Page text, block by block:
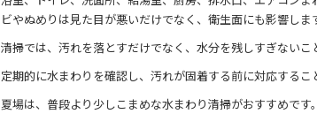
ビやぬめりは見た目が悪いだけでなく、衛生面にも影響しま
清掃では、汚れを落とすだけでなく、水分を残しすぎないこ
定期的に水まわりを確認し、汚れが固着する前に対応するこ
夏場は、普段より少しこまめな水まわり清掃がおすすめです。